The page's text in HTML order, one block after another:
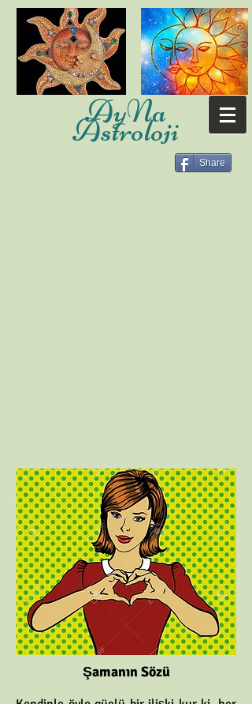
AyNa
Astroloji
Share
Şamanın Sözü
Kendinle öyle güçlü bir ilişki kur ki, her